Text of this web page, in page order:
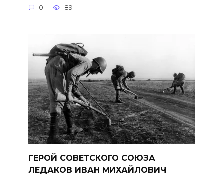
0 89
ГЕРОЙ СОВЕТСКОГО СОЮЗА
ЛЕДАКОВ ИВАН МИХАЙЛОВИЧ